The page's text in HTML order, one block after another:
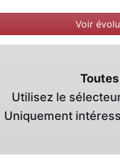
Voir
Utilisez le
Uniquement